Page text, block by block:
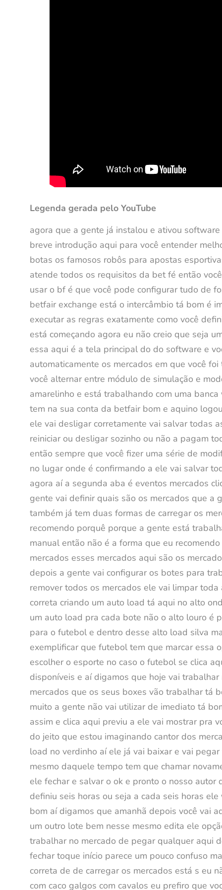
Legenda gerada pelo YouTube
agora que a gente já instalou e ativou
breve introdução aqui para você entender
botas os famosos robôs para apostas
atende todos os requisitos da bet fé então
usar o bf é que você pode configurar tudo de
betfair exchange está o intercâmbio tá bom é
executar as regras exatamente como você
está começando agora eu não creio que seja
essa aqui é a tela principal do do software e
automaticamente os mercados em que você
você alternar entre módulo de simulação e
amarelinho e está trabalhando com uma
tem na sua conta da betfair bom e aquino
ele vai desligar corretamente vai salvar todas
reiniciar ou desligar sozinho ou não a pagam
então sempre que você fizer uma série de
no lugar onde é confirmando a ele vai salvar
agora aí a segunda aba é eventos mercados
gente vai definir quais são os mercados que a
também já tem duas formas de carregar os
recomendo porquê porque a gente está
manual então não é a forma que eu
mercados esses mercados aqui são os
depois a gente vai configurar os botes para
remover todos os mercados ele vai limpar
correta criando um auto load tá aqui no alto
um auto load pra cada bote não o alto louro é
para o futebol e dentro desse alto load silva
exemplificar que futebol tem que marcar essa
escolher o esporte no caso o futebol se clica
disponíveis e aí digamos que hoje vai
mercados que os seus boxes vão trabalhar tá
muito a gente não vai utilizar de imediato tá
assim e clica aqui previu a ele vai mostrar pra
do jeito que estou imaginando cantor dos
load no verdinho aí ele já vai baixar e vai
mesmo daquele tempo tem que chamar
ele fechar e salvar o ok e pronto o nosso
definiu seis horas ou seja a cada seis horas
bom aí digamos que amanhã depois você vai
um outro lote bem nesse mesmo edita ele
trabalhar no mercado de pegar qualquer aqui
fechar toque início parece um pouco confuso
correta de de carregar os mercados está s eu
com caco galgos com cavalos eu prefiro que